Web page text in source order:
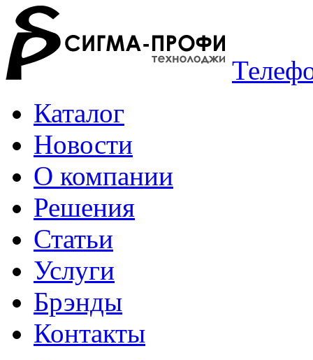
Каталог
Новости
О компании
Решения
Статьи
Услуги
Брэнды
Контакты